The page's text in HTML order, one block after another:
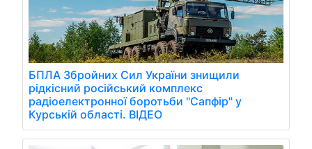
БПЛА Збройних Сил України знищили
рідкісний російський комплекс
радіоелектронної боротьби "Сапфір" у
Курській області. ВІДЕО